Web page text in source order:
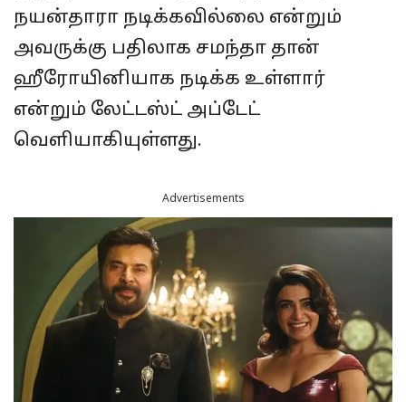
நயன்தாரா நடிக்கவில்லை என்றும்
அவருக்கு பதிலாக சமந்தா தான்
ஹீரோயினியாக நடிக்க உள்ளார்
என்றும் லேட்டஸ்ட் அப்டேட்
வெளியாகியுள்ளது.
Advertisements